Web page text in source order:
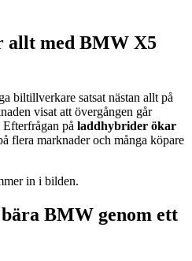
med BMW X5
biltillverkare satsat nästan allt på
visat att övergången går
Efterfrågan på laddhybrider ökar
flera marknader och många köpare
in i bilden.
BMW genom ett